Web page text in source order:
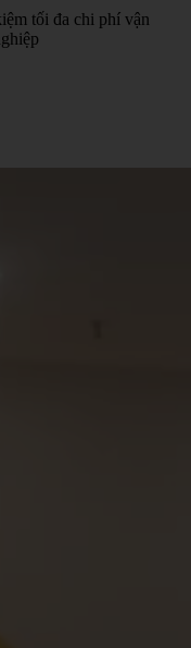
tối đa chi phí vận